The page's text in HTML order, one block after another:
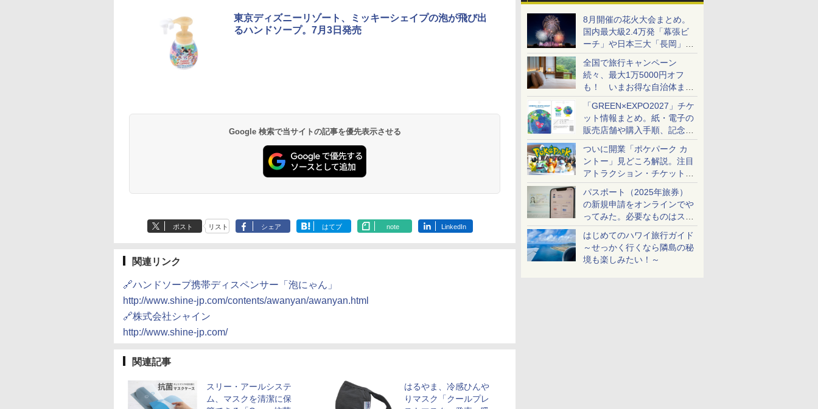
8月開催の花火大会まとめ。
国内最大級2.4万発「幕張ビ
ーチ」や日本三大「長岡」な
ど大型イベント目白押し！
全国で旅行キャンペーン
続々、最大1万5000円オフ
も！ いまお得な自治体まと
め
「GREEN×EXPO2027」チケ
ット情報まとめ。紙・電子の
販売店舗や購入手順、記念チ
ケットも解説
ついに開業「ポケパーク カ
ントー」見どころ解説。注目
アトラクション・チケット手
配・来場前に必要な準備は？
パスポート（2025年旅券）
の新規申請をオンラインでや
ってみた。必要なものはスマ
ホとマイナカードのみ
はじめてのハワイ旅行ガイド
～せっかく行くなら隣島の秘
境も楽しみたい！～
10,450円～
19,541円～
7,950円～
5,758円～
東京ディズニーリゾート、ミッキーシェイプの泡が飛び出
るハンドソープ。7月3日発売
Google 検索で当サイトの記事を優先表示させる
ポスト リスト シェア はてブ note LinkedIn
関連リンク
🔗ハンドソープ携帯ディスペンサー「泡にゃん」
http://www.shine-jp.com/contents/awanyan/awanyan.html
🔗株式会社シャイン
http://www.shine-jp.com/
関連記事
スリー・アールシステ
ム、マスクを清潔に保
はるやま、冷感ひんや
りマスク「クールプレ